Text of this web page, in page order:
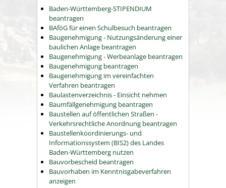
Baden-Württemberg-STIPENDIUM
beantragen
BAföG für einen Schulbesuch beantragen
Baugenehmigung - Nutzungsänderung einer
baulichen Anlage beantragen
Baugenehmigung - Werbeanlage beantragen
Baugenehmigung beantragen
Baugenehmigung im vereinfachten
Verfahren beantragen
Baulastenverzeichnis - Einsicht nehmen
Baumfällgenehmigung beantragen
Baustellen auf öffentlichen Straßen -
Verkehrsrechtliche Anordnung beantragen
Baustellenkoordinierungs- und
Informationssystem (BIS2) des Landes
Baden-Württemberg nutzen
Bauvorbescheid beantragen
Bauvorhaben im Kenntnisgabeverfahren
anzeigen